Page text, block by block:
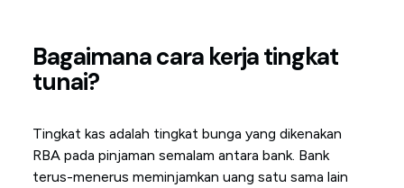
Bagaimana cara kerja tingkat
tunai?
Tingkat kas adalah tingkat bunga yang dikenakan
RBA pada pinjaman semalam antara bank. Bank
terus-menerus meminjamkan uang satu sama lain